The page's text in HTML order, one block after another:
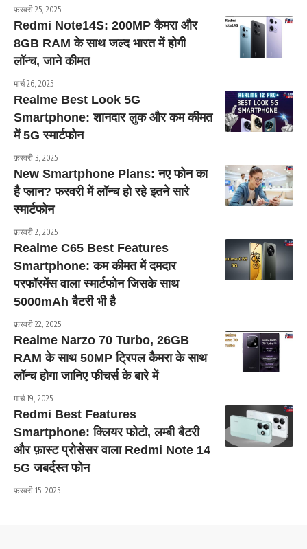
फ़रवरी 25, 2025
Redmi Note14S: 200MP कैमरा और
8GB RAM के साथ जल्द भारत में होगी
लॉन्च, जाने कीमत
मार्च 26, 2025
Realme Best Look 5G
Smartphone: शानदार लुक और कम कीमत
में 5G स्मार्टफोन
फ़रवरी 3, 2025
New Smartphone Plans: नए फोन का
है प्लान? फरवरी में लॉन्च हो रहे इतने सारे
स्मार्टफोन
फ़रवरी 2, 2025
Realme C65 Best Features
Smartphone: कम कीमत में दमदार
परफॉरमेंस वाला स्मार्टफोन जिसके साथ
5000mAh बैटरी भी है
फ़रवरी 22, 2025
Realme Narzo 70 Turbo, 26GB
RAM के साथ 50MP ट्रिपल कैमरा के साथ
लॉन्च होगा जानिए फीचर्स के बारे में
मार्च 19, 2025
Redmi Best Features
Smartphone: क्लियर फोटो, लम्बी बैटरी
और फ़ास्ट प्रोसेसर वाला Redmi Note 14
5G जबर्दस्त फोन
फ़रवरी 15, 2025